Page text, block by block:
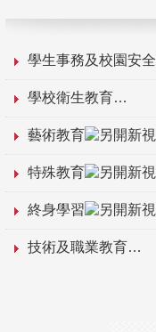
學生事務及校園安全
學校衛生教育
藝術教育
特殊教育
終身學習
技術及職業教育